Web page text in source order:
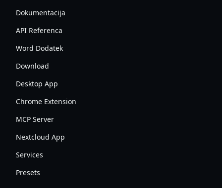
Dokumentacija
API Referenca
Word Dodatek
Download
Desktop App
Chrome Extension
MCP Server
Nextcloud App
Services
Presets